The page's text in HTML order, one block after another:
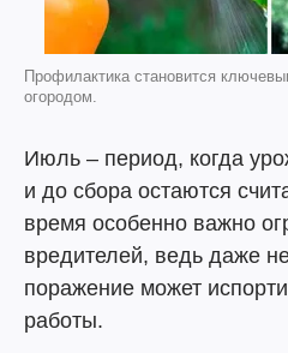
Профилактика становится
огородом.
Июль – период, когда
и до сбора остаются
время особенно важно
вредителей, ведь даже
поражение может
работы.